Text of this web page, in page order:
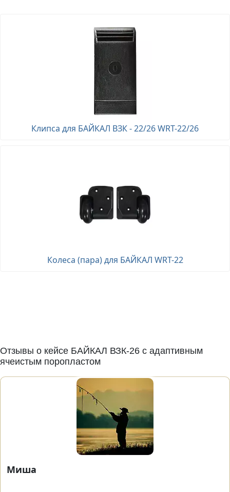
Клипса для БАЙКАЛ ВЗК - 22/26 WRT-22/26
Колеса (пара) для БАЙКАЛ WRT-22
Отзывы о кейсе БАЙКАЛ ВЗК-26 с адаптивным
ячеистым поропластом
Миша